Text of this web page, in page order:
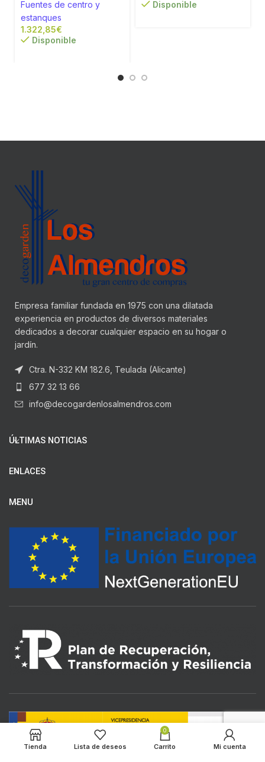
Fuentes de centro y
estanques
€
Disponible
Disponible
Empresa familiar fundada en 1975 con una dilatada
experiencia en productos de diversos materiales
dedicados a decorar cualquier espacio en su hogar o
jardín.
Ctra. N-332 KM 182.6, Teulada (Alicante)
677 32 13 66
info@decogardenlosalmendros.com
ÚLTIMAS NOTICIAS
ENLACES
MENU
Tienda Lista de deseos
0
Carrito Mi cuenta